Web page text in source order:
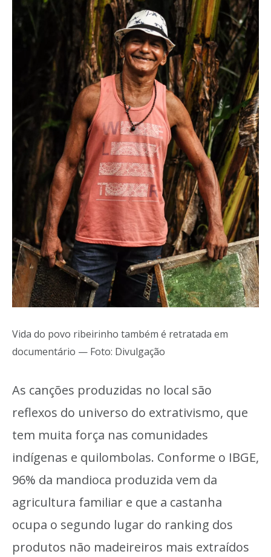
Vida do povo ribeirinho também é retratada em
documentário — Foto: Divulgação
As canções produzidas no local são
reflexos do universo do extrativismo, que
tem muita força nas comunidades
indígenas e quilombolas. Conforme o IBGE,
96% da mandioca produzida vem da
agricultura familiar e que a castanha
ocupa o segundo lugar do ranking dos
produtos não madeireiros mais extraídos